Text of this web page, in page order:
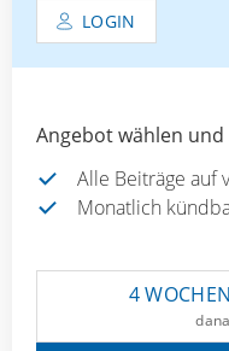
LOGIN
Angebot wählen
Alle Beiträge auf
Monatlich
4